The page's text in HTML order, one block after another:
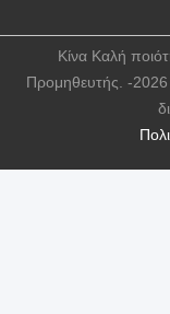
Κίνα Καλή
Προμηθευτής. -